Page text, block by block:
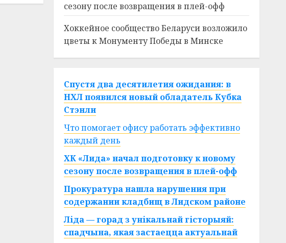
сезону после возвращения в плей-офф
Хоккейное сообщество Беларуси возложило
цветы к Монументу Победы в Минске
Спустя два десятилетия ожидания: в
НХЛ появился новый обладатель Кубка
Стэнли
Что помогает офису работать эффективно
каждый день
ХК «Лида» начал подготовку к новому
сезону после возвращения в плей-офф
Прокуратура нашла нарушения при
содержании кладбищ в Лидском районе
Ліда — горад з унікальнай гісторыяй:
спадчына, якая застаецца актуальнай